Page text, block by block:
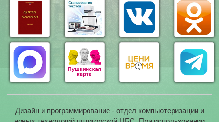
Дизайн и программирование - отдел компьютеризации и